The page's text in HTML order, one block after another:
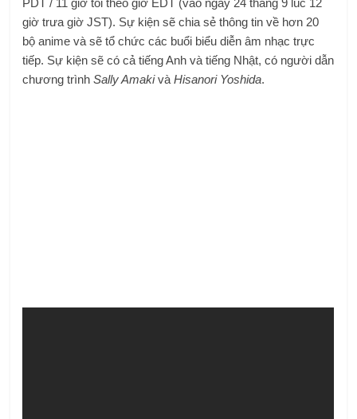
PDT / 11 giờ tối theo giờ EDT (vào ngày 24 tháng 9 lúc 12
giờ trưa giờ JST). Sự kiện sẽ chia sẻ thông tin về hơn 20
bộ anime và sẽ tổ chức các buổi biểu diễn âm nhạc trực
tiếp. Sự kiện sẽ có cả tiếng Anh và tiếng Nhật, có người dẫn
chương trìnhSally AmakivàHisanori Yoshida.